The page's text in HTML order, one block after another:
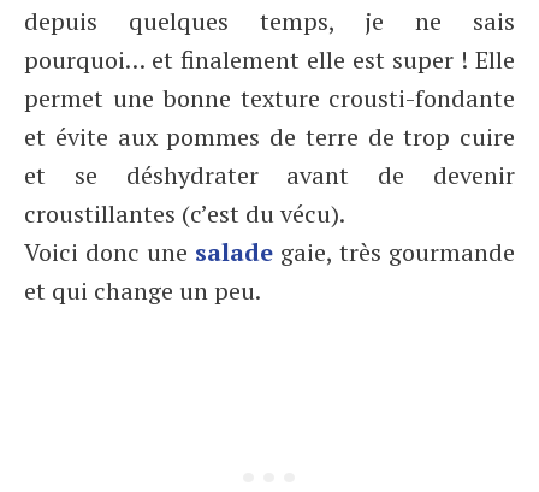
depuis quelques temps, je ne sais
pourquoi… et finalement elle est super ! Elle
permet une bonne texture crousti-fondante
et évite aux pommes de terre de trop cuire
et se déshydrater avant de devenir
croustillantes (c’est du vécu).
Voici donc une salade gaie, très gourmande
et qui change un peu.